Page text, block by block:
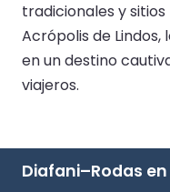
tradicionales y
Acrópolis de Lindos,
en un destino
viajeros.
Diafani–Rodas